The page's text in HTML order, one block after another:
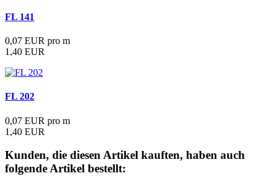
FL 141
0,07 EUR pro m
1,40 EUR
FL 202
0,07 EUR pro m
1,40 EUR
Kunden, die diesen Artikel kauften, haben auch
folgende Artikel bestellt: